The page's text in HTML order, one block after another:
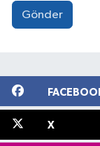
Gönder
X